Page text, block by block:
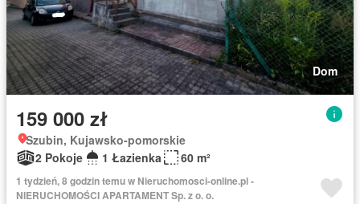
Dom
159 000 zł
Szubin, Kujawsko-pomorskie
2 Pokoje
1 Łazienka 60 m²
1 tydzień, 8 godzin temu w Nieruchomosci-online.pl -
NIERUCHOMOŚCI APARTAMENT Sp. z o. o.